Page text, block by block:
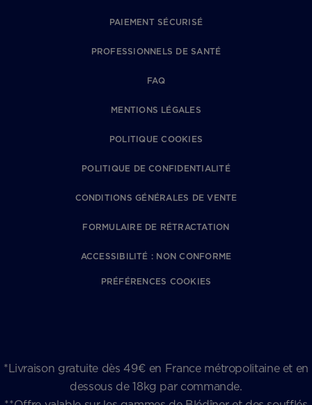
PAIEMENT SÉCURISÉ
PROFESSIONNELS DE SANTÉ
FAQ
MENTIONS LÉGALES
POLITIQUE COOKIES
POLITIQUE DE CONFIDENTIALITÉ
CONDITIONS GÉNÉRALES DE VENTE
FORMULAIRE DE RÉTRACTATION
ACCESSIBILITÉ : NON CONFORME
PRÉFÉRENCES COOKIES
*Livraison gratuite dès 49€ en France métropolitaine et en
dessous de 18kg par commande.